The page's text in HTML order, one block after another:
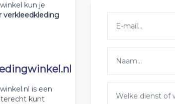
kun je
verkleedkleding
is een
terecht kunt